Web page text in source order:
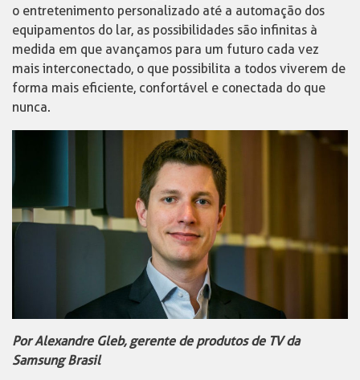
o entretenimento personalizado até a automação dos
equipamentos do lar, as possibilidades são infinitas à
medida em que avançamos para um futuro cada vez
mais interconectado, o que possibilita a todos viverem de
forma mais eficiente, confortável e conectada do que
nunca.
Por Alexandre Gleb, gerente de produtos de TV da
Samsung Brasil